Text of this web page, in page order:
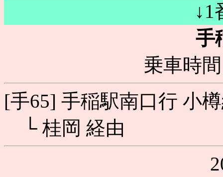
↓1
手
乗車時
[手65] 手稲駅南口行 小
└ 桂岡 経由